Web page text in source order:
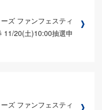
ズ ファンフェスティ
11/20(土)10:00抽選申
ズ ファンフェスティ